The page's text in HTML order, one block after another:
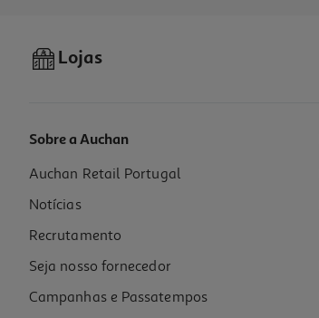
Jogo Ninjago Movie Switch Lego Código
29.89 €/un
29,89 €
Lojas
Sobre a Auchan
Auchan Retail Portugal
Notícias
Recrutamento
Seja nosso fornecedor
Campanhas e Passatempos